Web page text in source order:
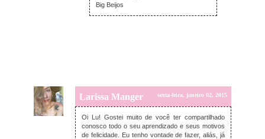
Big Beijos
Larissa Manger sexta-feira, janeiro 02, 2015
Oi Lu! Gostei muito de você ter compartilhado
conosco todo o seu aprendizado e seus motivos
de felicidade. Eu tenho vontade de fazer, aliás, já